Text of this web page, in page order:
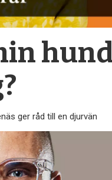
ger råd till en djurvän